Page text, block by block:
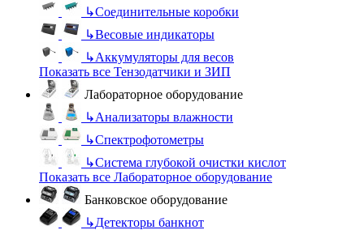
↳Соединительные коробки
↳Весовые индикаторы
↳Аккумуляторы для весов
Показать все Тензодатчики и ЗИП
Лабораторное оборудование
↳Анализаторы влажности
↳Спектрофотометры
↳Система глубокой очистки кислот
Показать все Лабораторное оборудование
Банковское оборудование
↳Детекторы банкнот